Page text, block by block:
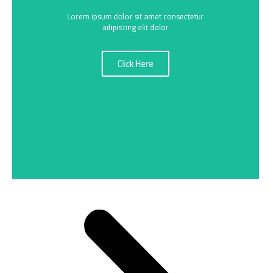
Lorem ipsum dolor sit amet consectetur
adipiscing elit dolor
Click Here